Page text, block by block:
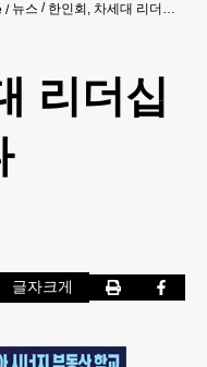
뉴스 한인회, 차세대 리더십 포럼 개최한다
리더십
글자크게